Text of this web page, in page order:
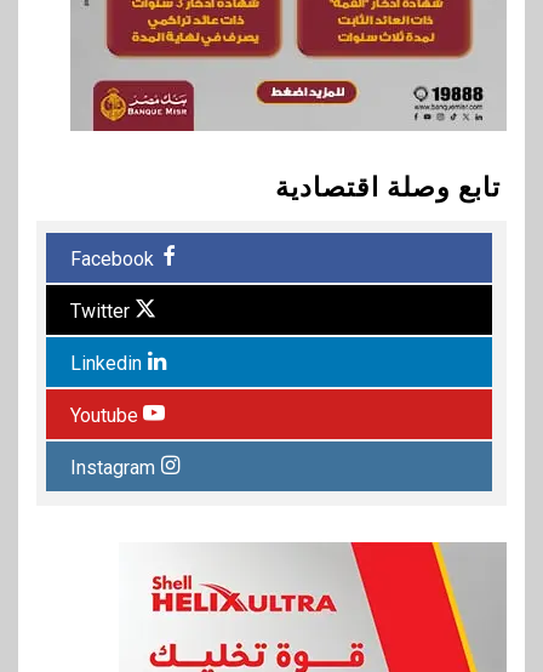
تابع وصلة اقتصادية
Facebook
Twitter
Linkedin
Youtube
Instagram